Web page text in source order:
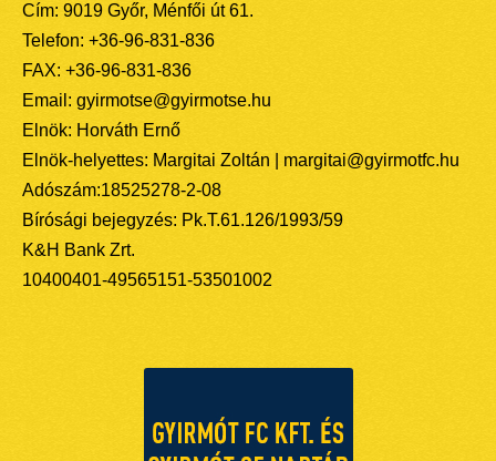
Cím: 9019 Győr, Ménfői út 61.
Telefon: +36-96-831-836
FAX: +36-96-831-836
Email: gyirmotse@gyirmotse.hu
Elnök: Horváth Ernő
Elnök-helyettes: Margitai Zoltán | margitai@gyirmotfc.hu
Adószám:18525278-2-08
Bírósági bejegyzés: Pk.T.61.126/1993/59
K&H Bank Zrt.
10400401-49565151-53501002